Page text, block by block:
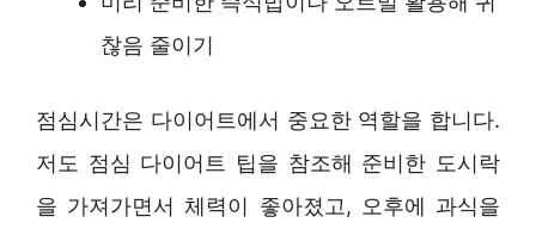
찮음 줄이기
점심시간은 다이어트에서 중요한 역할을 합니다.
저도 점심 다이어트 팁을 참조해 준비한 도시락
을 가져가면서 체력이 좋아졌고, 오후에 과식을